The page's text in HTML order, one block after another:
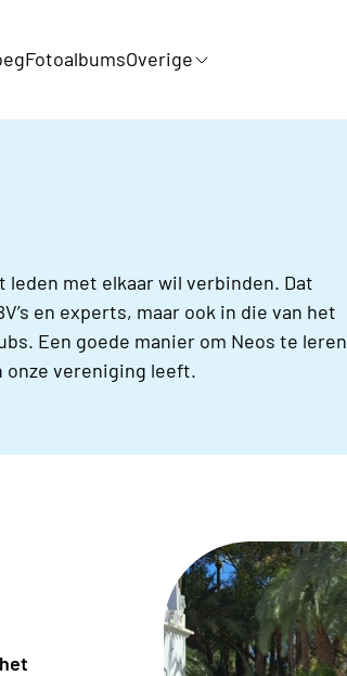
FotoalbumsOverige
met elkaar wil verbinden. Dat
en experts, maar ook in die van het
Een goede manier om Neos te leren
onze vereniging leeft.